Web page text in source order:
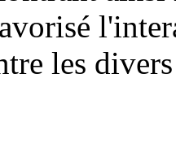
les